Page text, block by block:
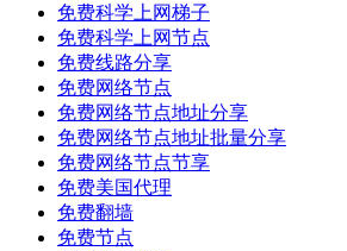
免费科学上网梯子
免费科学上网节点
免费线路分享
免费网络节点
免费网络节点地址分享
免费网络节点地址批量分享
免费网络节点节享
免费美国代理
免费翻墙
免费节点